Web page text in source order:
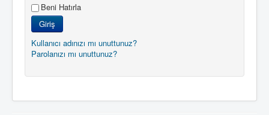
Beni Hatırla
Giriş
Kullanıcı adınızı mı unuttunuz?
Parolanızı mı unuttunuz?